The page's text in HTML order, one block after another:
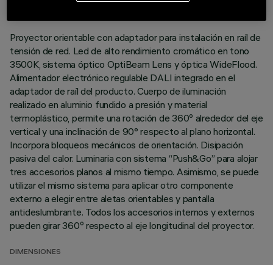
Proyector orientable con adaptador para instalación en raíl de
tensión de red. Led de alto rendimiento cromático en tono
3500K, sistema óptico OptiBeam Lens y óptica WideFlood.
Alimentador electrónico regulable DALI integrado en el
adaptador de raíl del producto. Cuerpo de iluminación
realizado en aluminio fundido a presión y material
termoplástico, permite una rotación de 360º alrededor del eje
vertical y una inclinación de 90° respecto al plano horizontal.
Incorpora bloqueos mecánicos de orientación. Disipación
pasiva del calor. Luminaria con sistema “Push&Go” para alojar
tres accesorios planos al mismo tiempo. Asimismo, se puede
utilizar el mismo sistema para aplicar otro componente
externo a elegir entre aletas orientables y pantalla
antideslumbrante. Todos los accesorios internos y externos
pueden girar 360º respecto al eje longitudinal del proyector.
DIMENSIONES